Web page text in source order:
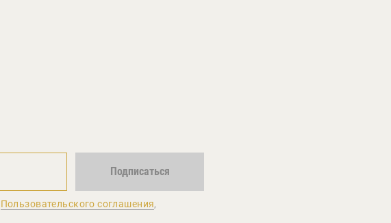
Подписаться
Пользовательского соглашения,